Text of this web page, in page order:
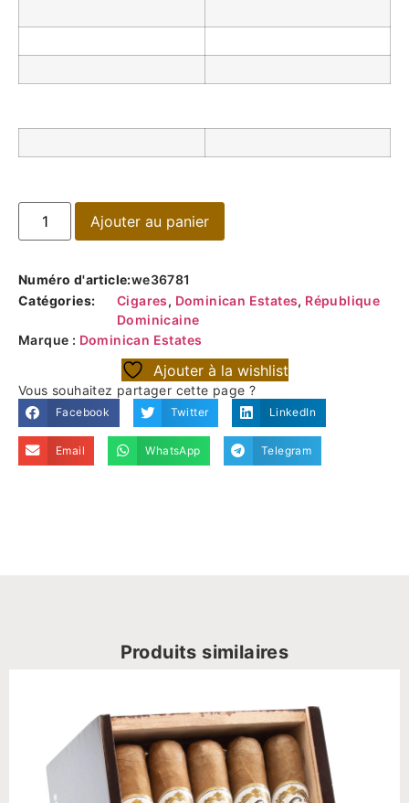
Ajouter au panier
Numéro d'article:we36781
Catégories:
Cigares, Dominican Estates, République
Dominicaine
Marque : Dominican Estates
Ajouter à la wishlist
Vous souhaitez partager cette page ?
Facebook Twitter LinkedIn
Email WhatsApp Telegram
Produits similaires